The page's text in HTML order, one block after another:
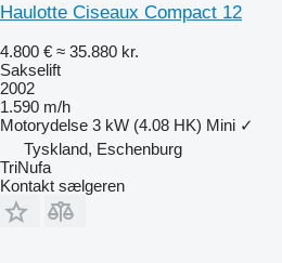
Haulotte Ciseaux Compact 12
4.800 € ≈ 35.880 kr.
Sakselift
2002
1.590 m/h
Motorydelse 3 kW (4.08 HK) Mini ✓
Tyskland, Eschenburg
TriNufa
Kontakt sælgeren